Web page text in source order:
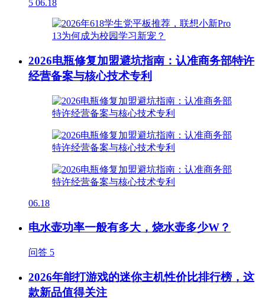
5 06.18
2026电瓶修复加盟避坑指南：认准商务部特许
经营备案与核心技术专利
06.18
电水壶功率一般有多大，烧水壶多少W？
问答 5
2026年能打游戏的迷你主机性价比排行榜，这
款新品值得关注